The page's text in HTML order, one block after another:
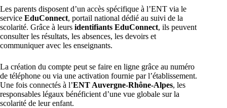
Les parents disposent d’un accès spécifique à l’ENT via le
service EduConnect, portail national dédié au suivi de la
scolarité. Grâce à leurs identifiants EduConnect, ils peuvent
consulter les résultats, les absences, les devoirs et
communiquer avec les enseignants.
La création du compte peut se faire en ligne grâce au numéro
de téléphone ou via une activation fournie par l’établissement.
Une fois connectés à l’ENT Auvergne-Rhône-Alpes, les
responsables légaux bénéficient d’une vue globale sur la
scolarité de leur enfant.